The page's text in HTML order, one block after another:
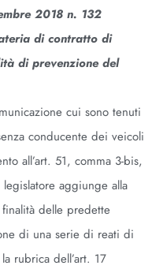
2018 n. 132
di contratto di
di prevenzione del
cui sono tenuti
conducente dei veicoli
all’art. 51, comma 3-bis,
aggiunge alla
delle predette
di una serie di reati di
rubrica dell’art. 17